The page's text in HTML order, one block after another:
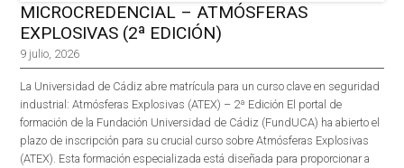
MICROCREDENCIAL – ATMÓSFERAS
EXPLOSIVAS (2ª EDICIÓN)
9 julio, 2026
La Universidad de Cádiz abre matrícula para un curso clave en seguridad
industrial: Atmósferas Explosivas (ATEX) – 2ª Edición El portal de
formación de la Fundación Universidad de Cádiz (FundUCA) ha abierto el
plazo de inscripción para su crucial curso sobre Atmósferas Explosivas
(ATEX). Esta formación especializada está diseñada para proporcionar a